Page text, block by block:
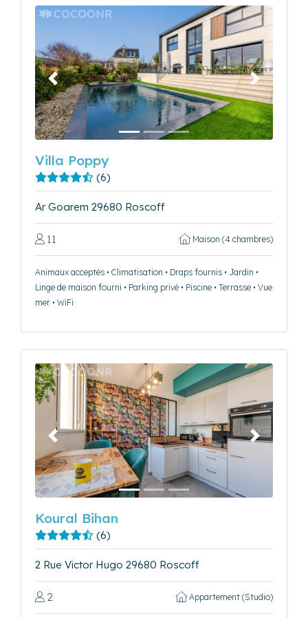
Précédent Suivant
Villa Poppy
(6)
Ar Goarem 29680 Roscoff
11 Maison (4 chambres)
Animaux acceptés • Climatisation • Draps fournis • Jardin •
Linge de maison fourni • Parking privé • Piscine • Terrasse • Vue
mer • WiFi
Précédent Suivant
Koural Bihan
(6)
2 Rue Victor Hugo 29680 Roscoff
2 Appartement (Studio)